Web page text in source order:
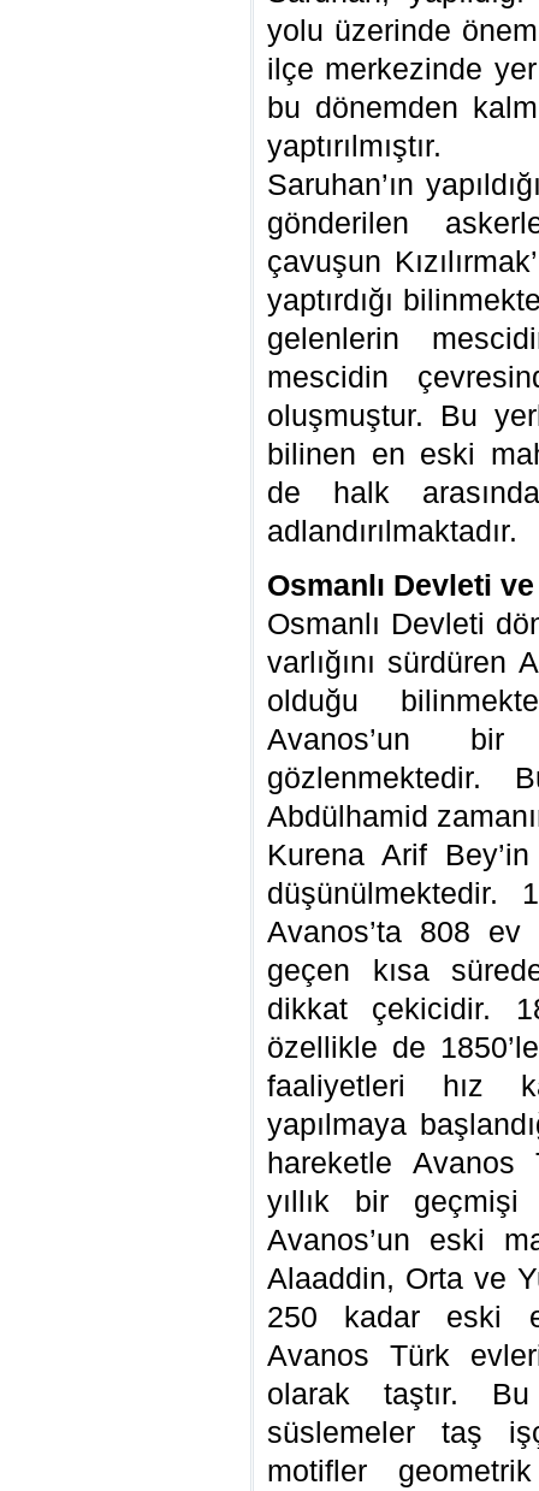
yolu üzerinde
ilçe merkezinde
bu dönemden
yaptırılmıştır.
Saruhan’ın
gönderilen
çavuşun
yaptırdığı
gelenlerin
mescidin
oluşmuştur. Bu
bilinen en eski
de halk
adlandırılmaktadır.
Osmanlı Devleti
Osmanlı Devleti
varlığını sürdüren
olduğu
Avanos’un
gözlenmektedir.
Abdülhamid
Kurena Arif
düşünülmektedir.
Avanos’ta 808 ev
geçen kısa
dikkat çekicidir.
özellikle de
faaliyetleri hız
yapılmaya
hareketle Avanos
yıllık bir geçmişi
Avanos’un eski
Alaaddin, Orta ve
250 kadar eski
Avanos Türk
olarak taştır.
süslemeler taş
motifler